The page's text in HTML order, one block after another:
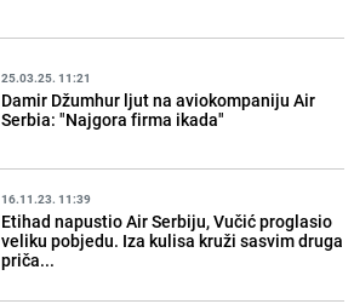
25.03.25. 11:21
Damir Džumhur ljut na aviokompaniju Air
Serbia: "Najgora firma ikada"
16.11.23. 11:39
Etihad napustio Air Serbiju, Vučić proglasio
veliku pobjedu. Iza kulisa kruži sasvim druga
priča...